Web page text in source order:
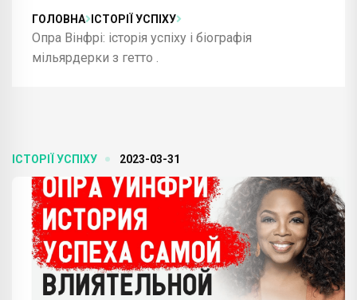
ГОЛОВНА ІСТОРІЇ УСПІХУ
Опра Вінфрі: історія успіху і біографія
мільярдерки з гетто .
ІСТОРІЇ УСПІХУ 2023-03-31